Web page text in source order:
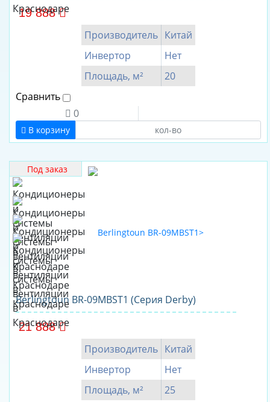
ECOSTAR
Electrolux
Energolux
Fujitsu
FUNAI
General
Gree
Green
Haier
Halsen
Hisense
Hitachi
Hyundai
IGC
Kentatsu
19 888
Производитель Китай
Инвертор
Нет
Площадь, м²
20
Сравнить
0
В корзину
Под заказ
Berlingtoun BR-09MBST1 (Серия Derby)
21 888
Производитель Китай
Инвертор
Нет
Площадь, м²
25